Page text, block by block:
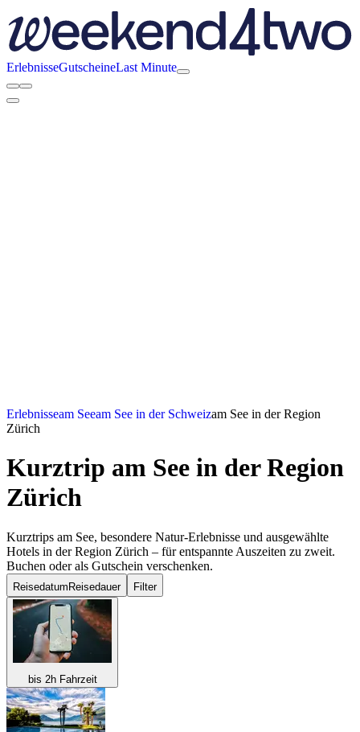
ErlebnisseGutscheineLast Minute
Erlebnisseam Seeam See in der Schweizam See in der Region
Zürich
Kurztrip am See in der Region
Zürich
Kurztrips am See, besondere Natur-Erlebnisse und ausgewählte
Hotels in der Region Zürich – für entspannte Auszeiten zu zweit.
Buchen oder als Gutschein verschenken.
Reisedatum Reisedauer Filter
bis 2h Fahrzeit